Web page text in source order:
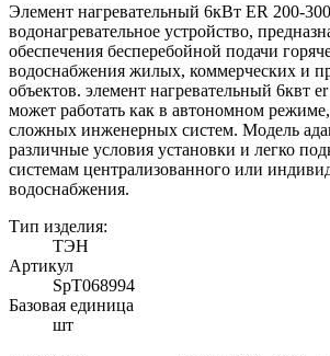
Элемент нагревательный 6кВт ER 200-
водонагревательное устройство,
обеспечения бесперебойной подачи
водоснабжения жилых, коммерческих и
объектов. элемент нагревательный 6квт
может работать как в автономном режиме,
сложных инженерных систем. Модель
различные условия установки и легко
системам централизованного или
водоснабжения.
Тип изделия:
ТЭН
Артикул
SpT068994
Базовая единица
шт